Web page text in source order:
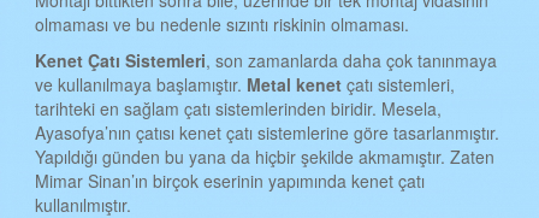
MUŞ KENET ÇATI
NEVŞEHİR KENET ÇATI
NİĞDE KENET ÇATI
ORDU KENET ÇATI
RİZE KENET ÇATI
olmaması ve bu nedenle sızıntı riskinin olmaması.
KenetÇatıSistemleri, son zamanlarda daha çok tanınmaya
ve kullanılmaya başlamıştır. Metal kenetçatı sistemleri,
tarihteki en sağlam çatı sistemlerinden biridir. Mesela,
Ayasofya’nın çatısı kenet çatı sistemlerine göre tasarlanmıştır.
Yapıldığı günden bu yana da hiçbir şekilde akmamıştır. Zaten
Mimar Sinan’ın birçok eserinin yapımında kenet çatı
kullanılmıştır.